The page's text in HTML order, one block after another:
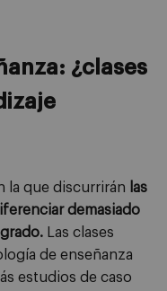
¿clases
la que discurrirán las
demasiado
Las clases
de enseñanza
estudios de caso